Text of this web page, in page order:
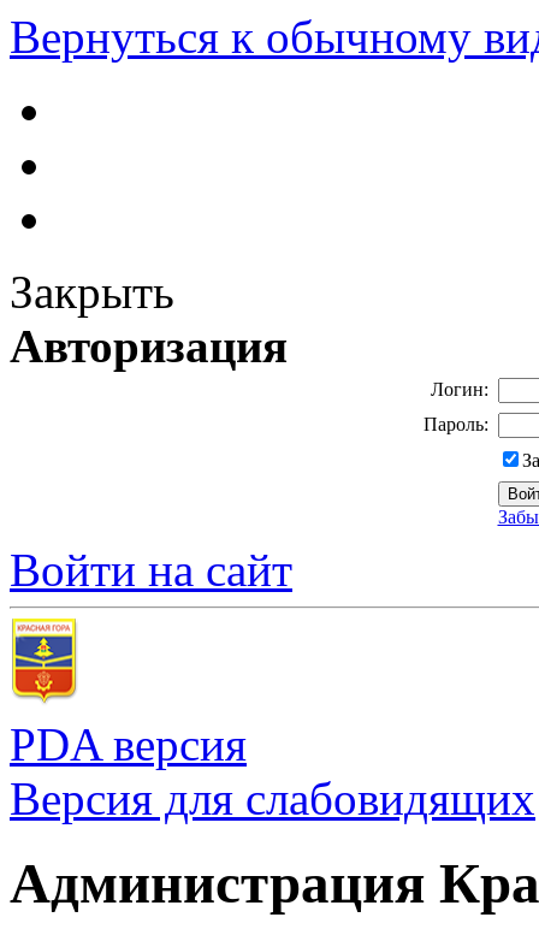
Вернуться к обычному
Закрыть
Авторизация
Логин:
Пароль:
Войти на сайт
PDA версия
Версия для слабовидящих
Администрация